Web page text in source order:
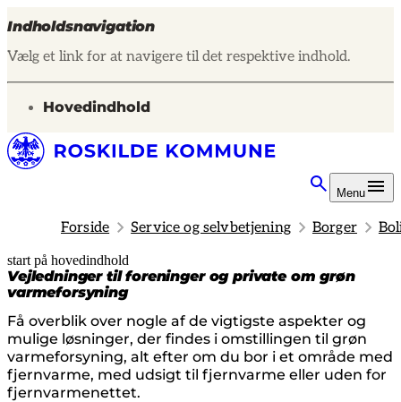
Indholdsnavigation
Vælg et link for at navigere til det respektive indhold.
gå til
Hovedindhold
Menu
Forside Service og selvbetjening Borger
start på hovedindhold
Vejledninger til foreninger og private om grøn
varmeforsyning
Få overblik over nogle af de vigtigste aspekter og
mulige løsninger, der findes i omstillingen til grøn
varmeforsyning, alt efter om du bor i et område med
fjernvarme, med udsigt til fjernvarme eller uden for
fjernvarmenettet.
senest opdateret 25. juni 2026